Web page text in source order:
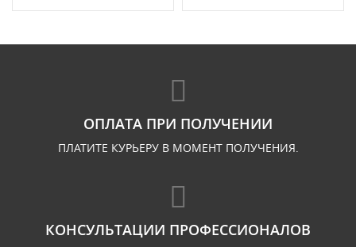
ОПЛАТА ПРИ ПОЛУЧЕНИИ
ПЛАТИТЕ КУРЬЕРУ В МОМЕНТ ПОЛУЧЕНИЯ.
КОНСУЛЬТАЦИИ ПРОФЕССИОНАЛОВ